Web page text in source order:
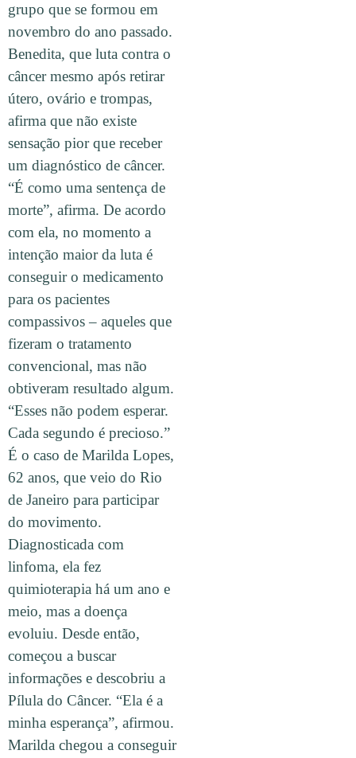
grupo que se formou em
novembro do ano passado.
Benedita, que luta contra o
câncer mesmo após retirar
útero, ovário e trompas,
afirma que não existe
sensação pior que receber
um diagnóstico de câncer.
“É como uma sentença de
morte”, afirma. De acordo
com ela, no momento a
intenção maior da luta é
conseguir o medicamento
para os pacientes
compassivos – aqueles que
fizeram o tratamento
convencional, mas não
obtiveram resultado algum.
“Esses não podem esperar.
Cada segundo é precioso.”
É o caso de Marilda Lopes,
62 anos, que veio do Rio
de Janeiro para participar
do movimento.
Diagnosticada com
linfoma, ela fez
quimioterapia há um ano e
meio, mas a doença
evoluiu. Desde então,
começou a buscar
informações e descobriu a
Pílula do Câncer. “Ela é a
minha esperança”, afirmou.
Marilda chegou a conseguir